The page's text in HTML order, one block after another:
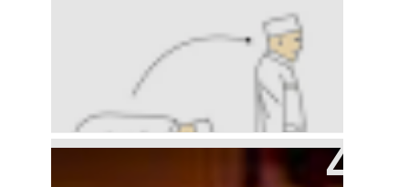
Hikmah Sholat - Posisi 3
Hikmah Sholat - Posisi 4 & 5